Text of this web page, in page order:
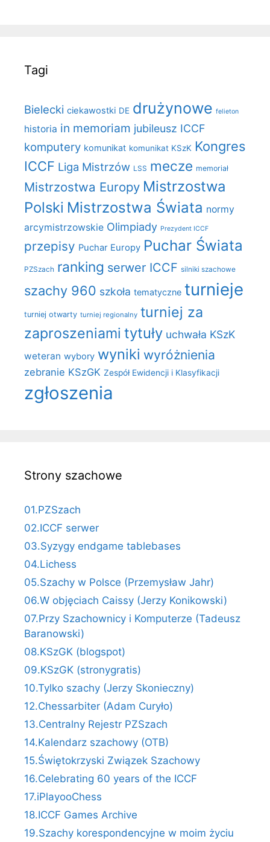
Tagi
Bielecki ciekawostki DE drużynowe felieton
historia in memoriam jubileusz ICCF
komputery komunikat komunikat KSzK Kongres
ICCF Liga Mistrzów LSS mecze memoriał
Mistrzostwa Europy Mistrzostwa
Polski Mistrzostwa Świata normy
arcymistrzowskie Olimpiady Prezydent ICCF
przepisy Puchar Europy Puchar Świata
PZSzach ranking serwer ICCF silniki szachowe
szachy 960 szkoła tematyczne turnieje
turniej otwarty turniej regionalny turniej za
zaproszeniami tytuły uchwała KSzK
weteran wybory wyniki wyróżnienia
zebranie KSzGK Zespół Ewidencji i Klasyfikacji
zgłoszenia
Strony szachowe
01.PZSzach
02.ICCF serwer
03.Syzygy endgame tablebases
04.Lichess
05.Szachy w Polsce (Przemysław Jahr)
06.W objęciach Caissy (Jerzy Konikowski)
07.Przy Szachownicy i Komputerze (Tadeusz
Baranowski)
08.KSzGK (blogspot)
09.KSzGK (stronygratis)
10.Tylko szachy (Jerzy Skonieczny)
12.Chessarbiter (Adam Curyło)
13.Centralny Rejestr PZSzach
14.Kalendarz szachowy (OTB)
15.Świętokrzyski Związek Szachowy
16.Celebrating 60 years of the ICCF
17.iPlayooChess
18.ICCF Games Archive
19.Szachy korespondencyjne w moim życiu